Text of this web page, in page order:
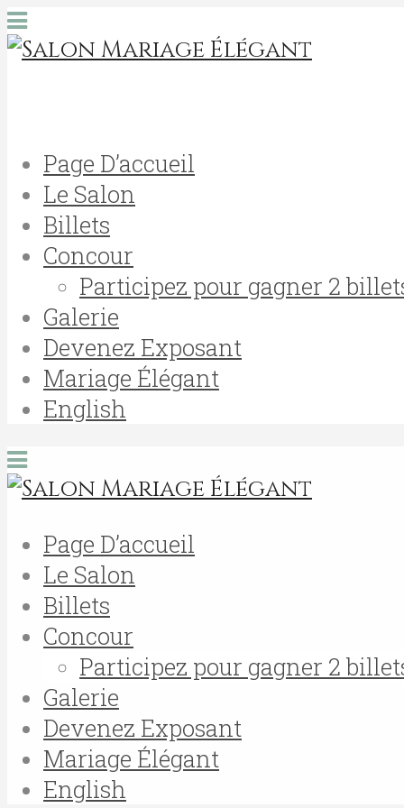
Page D’accueil
Le Salon
Billets
Concour
Participez pour gagner 2
Galerie
Devenez Exposant
Mariage Élégant
English
Page D’accueil
Le Salon
Billets
Concour
Participez pour gagner 2
Galerie
Devenez Exposant
Mariage Élégant
English